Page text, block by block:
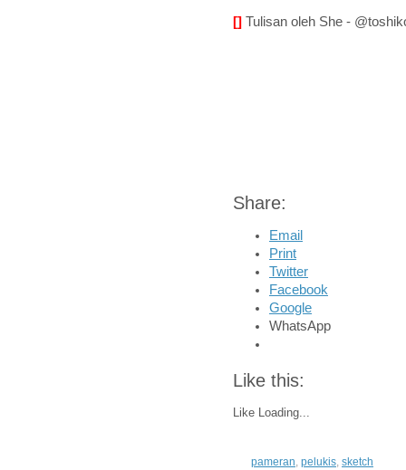
[] Tulisan oleh She -
Share:
Email
Print
Twitter
Facebook
Google
WhatsApp
Like this:
Like Loading...
pameran, pelukis, sketch